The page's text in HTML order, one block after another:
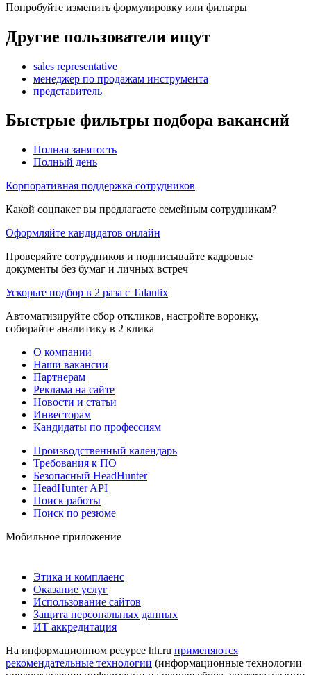
Попробуйте изменить формулировку или фильтры
Другие пользователи ищут
sales representative
менеджер по продажам инструмента
представитель
Быстрые фильтры подбора вакансий
Полная занятость
Полный день
Корпоративная поддержка сотрудников
Какой соцпакет вы предлагаете семейным сотрудникам?
Оформляйте кандидатов онлайн
Проверяйте сотрудников и подписывайте кадровые
документы без бумаг и личных встреч
Ускорьте подбор в 2 раза с Talantix
Автоматизируйте сбор откликов, настройте воронку,
собирайте аналитику в 2 клика
О компании
Наши вакансии
Партнерам
Реклама на сайте
Новости и статьи
Инвесторам
Кандидаты по профессиям
Производственный календарь
Требования к ПО
Безопасный HeadHunter
HeadHunter API
Поиск работы
Поиск по резюме
Мобильное приложение
Этика и комплаенс
Оказание услуг
Использование сайтов
Защита персональных данных
ИТ аккредитация
На информационном ресурсе hh.ru применяются
рекомендательные технологии (информационные технологии